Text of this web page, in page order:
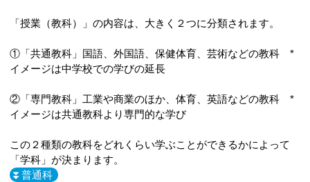
「授業（教科）」の内容は、大きく２つに分類されます。
①「共通教科」国語、外国語、保健体育、芸術などの教科 *
イメージは中学校での学びの延長
②「専門教科」工業や商業のほか、体育、英語などの教科 *
イメージは共通教科より専門的な学び
この２種類の教科をどれくらい学ぶことができるかによって
「学科」が決まります。
⏬️普通科